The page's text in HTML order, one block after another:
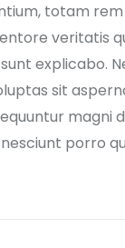
totam
veritatis
explicabo.
sit
magni
porro